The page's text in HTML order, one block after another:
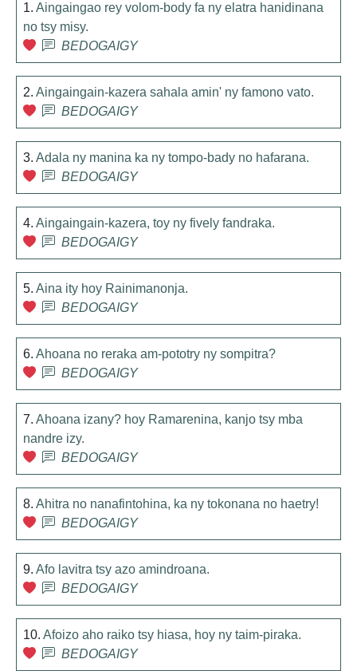
1. Aingaingao rey volom-body fa ny elatra hanidinana
no tsy misy.
BEDOGAIGY
2. Aingaingain-kazera sahala amin' ny famono vato.
BEDOGAIGY
3. Adala ny manina ka ny tompo-bady no hafarana.
BEDOGAIGY
4. Aingaingain-kazera, toy ny fively fandraka.
BEDOGAIGY
5. Aina ity hoy Rainimanonja.
BEDOGAIGY
6. Ahoana no reraka am-pototry ny sompitra?
BEDOGAIGY
7. Ahoana izany? hoy Ramarenina, kanjo tsy mba
nandre izy.
BEDOGAIGY
8. Ahitra no nanafintohina, ka ny tokonana no haetry!
BEDOGAIGY
9. Afo lavitra tsy azo amindroana.
BEDOGAIGY
10. Afoizo aho raiko tsy hiasa, hoy ny taim-piraka.
BEDOGAIGY